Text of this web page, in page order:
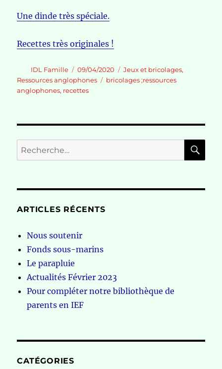
Une dinde très spéciale.
Recettes très originales !
Auteur
IDL Famille
Publié
le
09/04/2020 Catégories
Jeux et bricolages,
Ressources anglophones
Étiquettes
bricolages ;ressources
anglophones, recettes
Recherche
pour :
ARTICLES RÉCENTS
Nous soutenir
Fonds sous-marins
Le parapluie
Actualités Février 2023
Pour compléter notre bibliothèque de
parents en IEF
CATÉGORIES